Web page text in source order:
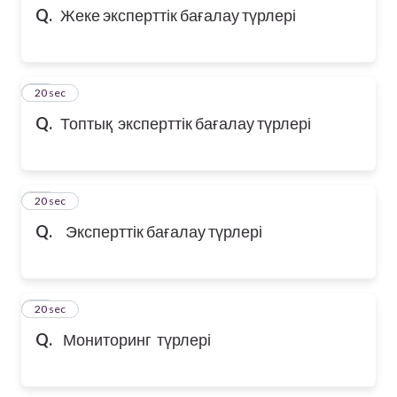
Q. Жеке эксперттік бағалау түрлері
Q. Топтық эксперттік бағалау түрлері
12
20 sec
Q. Эксперттік бағалау түрлері
13
20 sec
Q. Мониторинг түрлері
14
20 sec